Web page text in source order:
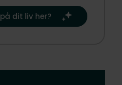
dit liv her?​